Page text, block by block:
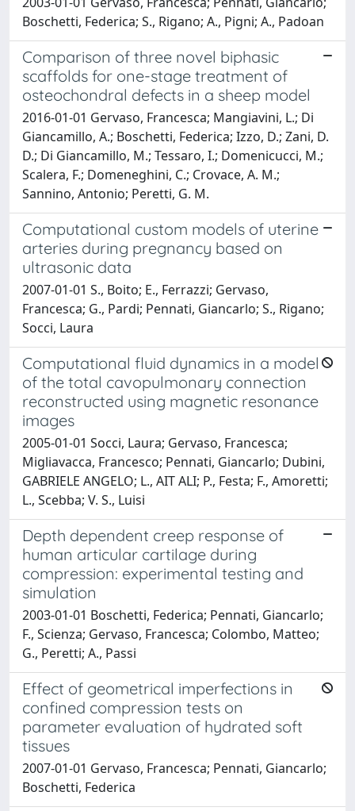
Boschetti, Federica; S., Rigano; A., Pigni; A., Padoan
Comparison of three novel biphasic
scaffolds for one-stage treatment of
osteochondral defects in a sheep model
2016-01-01 Gervaso, Francesca; Mangiavini, L.; Di
Giancamillo, A.; Boschetti, Federica; Izzo, D.; Zani, D.
D.; Di Giancamillo, M.; Tessaro, I.; Domenicucci, M.;
Scalera, F.; Domeneghini, C.; Crovace, A. M.;
Sannino, Antonio; Peretti, G. M.
Computational custom models of uterine
arteries during pregnancy based on
ultrasonic data
2007-01-01 S., Boito; E., Ferrazzi; Gervaso,
Francesca; G., Pardi; Pennati, Giancarlo; S., Rigano;
Socci, Laura
Computational fluid dynamics in a model
of the total cavopulmonary connection
reconstructed using magnetic resonance
images
2005-01-01 Socci, Laura; Gervaso, Francesca;
Migliavacca, Francesco; Pennati, Giancarlo; Dubini,
GABRIELE ANGELO; L., AIT ALI; P., Festa; F., Amoretti;
L., Scebba; V. S., Luisi
Depth dependent creep response of
human articular cartilage during
compression: experimental testing and
simulation
2003-01-01 Boschetti, Federica; Pennati, Giancarlo;
F., Scienza; Gervaso, Francesca; Colombo, Matteo;
G., Peretti; A., Passi
Effect of geometrical imperfections in
confined compression tests on
parameter evaluation of hydrated soft
tissues
2007-01-01 Gervaso, Francesca; Pennati, Giancarlo;
Boschetti, Federica